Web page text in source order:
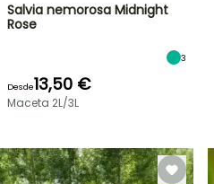
Salvia nemorosa Midnight
Rose
3
Desde13,50 €
Maceta 2L/3L